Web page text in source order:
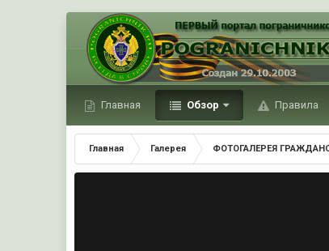
Главная Обзор Правила
Главная Галерея ФОТОГАЛЕРЕЯ